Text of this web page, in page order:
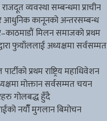
व्यवस्था सम्बन्धमा प्राचीन
र आधुनिक कानूनको अन्तरसम्बन्ध
मिलन समाजको प्रथम
फुयाँललाई अध्यक्षमा सर्वसम्मत
प्रथम राष्ट्रिय महाधिवेशन
मोक्तान सर्वसम्मत चयन
गोलबद्ध हुँदै
नयाँँ मुगलान बिमोचन